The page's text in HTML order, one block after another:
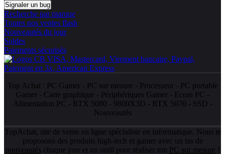
Signaler un bug
Recherche par marque
Toutes nos ventes flash
Nouveautés du jour
Soldes
Paiements sécurisés
Top Achat : PC Gamer- PC sur mesure - Processeur- PC portable
Gamer - Carte graphique - Périphériques Gamer - Ecran PC -
Alimentation PC - RTX 5080 - 9800X3D - RTX 5070 - SSD -
Nouveautés
TopAchat, site de vente en ligne spécialiste en informatique. Nous te
proposons des produits high-tech et gamer avec un tas de
nouveautés chaque jour et un outil pour réaliser ton PC sur mesure !